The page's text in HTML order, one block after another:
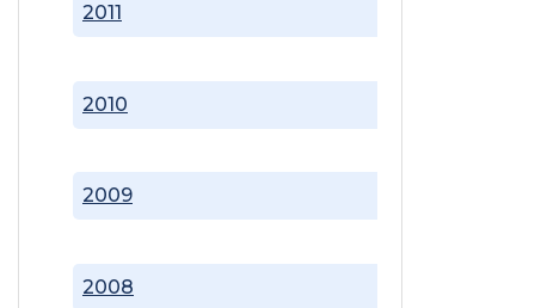
2008
2009
2010
2011